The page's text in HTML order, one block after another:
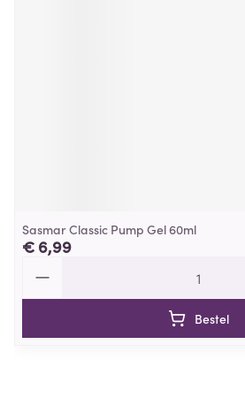
Sasmar Classic Pump Gel 60ml
€ 6,99
Bestel